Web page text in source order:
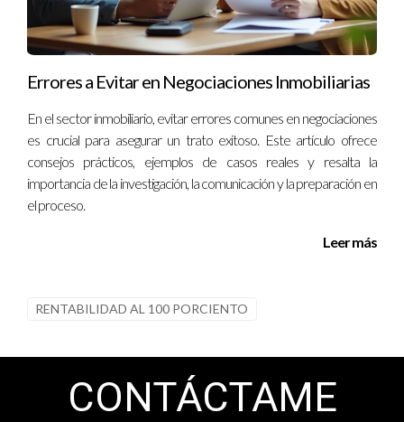
Errores a Evitar en Negociaciones Inmobiliarias
En el sector inmobiliario, evitar errores comunes en negociaciones
es crucial para asegurar un trato exitoso. Este artículo ofrece
consejos prácticos, ejemplos de casos reales y resalta la
importancia de la investigación, la comunicación y la preparación en
el proceso.
Leer más
RENTABILIDAD AL 100 PORCIENTO
CONTÁCTAME